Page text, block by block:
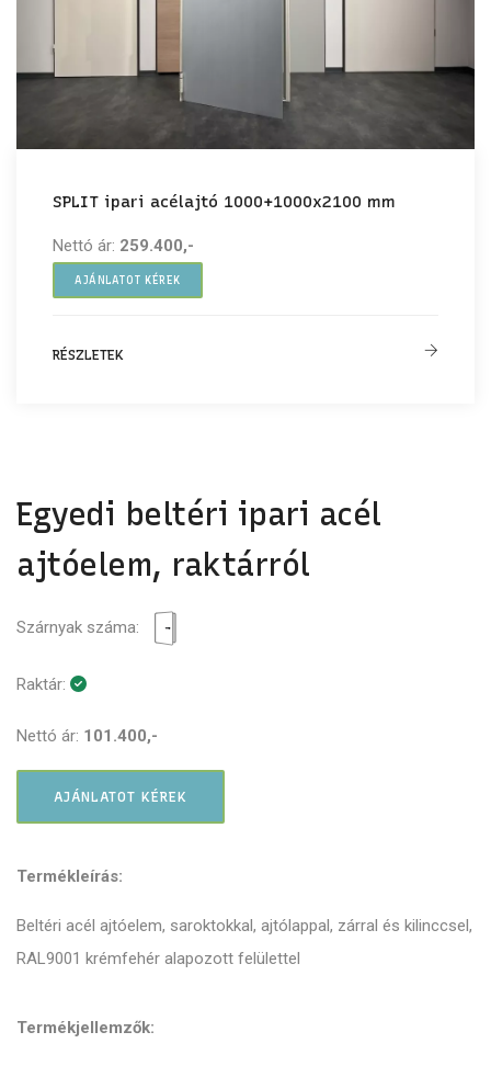
SPLIT ipari acélajtó 1000+1000x2100 mm
Nettó ár: 259.400,-
AJÁNLATOT KÉREK
RÉSZLETEK
Egyedi beltéri ipari acél
ajtóelem, raktárról
Szárnyak száma:
Raktár:
Nettó ár: 101.400,-
AJÁNLATOT KÉREK
Termékleírás:
Beltéri acél ajtóelem, saroktokkal, ajtólappal, zárral és kilinccsel,
RAL9001 krémfehér alapozott felülettel
Termékjellemzők: